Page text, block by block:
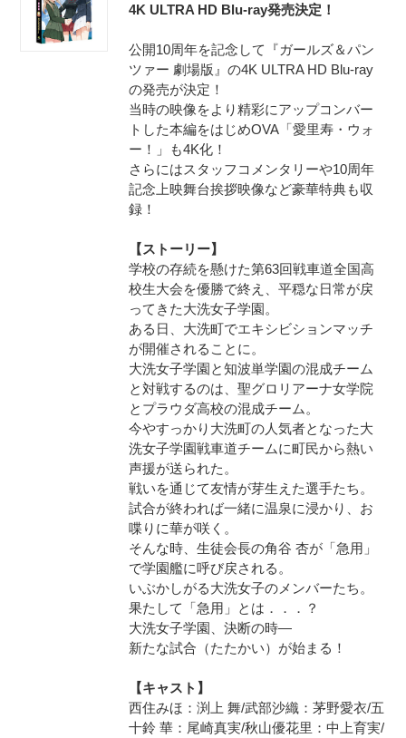
4K ULTRA HD Blu-ray発売決定！
公開10周年を記念して『ガールズ＆パン
ツァー 劇場版』の4K ULTRA HD Blu-ray
の発売が決定！
当時の映像をより精彩にアップコンバー
トした本編をはじめOVA「愛里寿・ウォ
ー！」も4K化！
さらにはスタッフコメンタリーや10周年
記念上映舞台挨拶映像など豪華特典も収
録！
【ストーリー】
学校の存続を懸けた第63回戦車道全国高
校生大会を優勝で終え、平穏な日常が戻
ってきた大洗女子学園。
ある日、大洗町でエキシビションマッチ
が開催されることに。
大洗女子学園と知波単学園の混成チーム
と対戦するのは、聖グロリアーナ女学院
とプラウダ高校の混成チーム。
今やすっかり大洗町の人気者となった大
洗女子学園戦車道チームに町民から熱い
声援が送られた。
戦いを通じて友情が芽生えた選手たち。
試合が終われば一緒に温泉に浸かり、お
喋りに華が咲く。
そんな時、生徒会長の角谷 杏が「急用」
で学園艦に呼び戻される。
いぶかしがる大洗女子のメンバーたち。
果たして「急用」とは．．．？
大洗女子学園、決断の時―
新たな試合（たたかい）が始まる！
【キャスト】
西住みほ：渕上 舞/武部沙織：茅野愛衣/五
十鈴 華：尾崎真実/秋山優花里：中上育実/